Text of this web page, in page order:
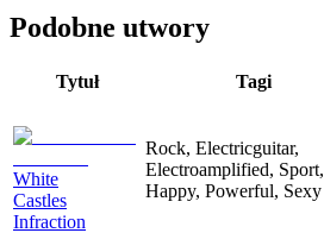
Podobne utwory
Tytuł Tagi
White
Castles
Infraction
Rock, Electricguitar,
Electroamplified, Sport,
Happy, Powerful, Sexy